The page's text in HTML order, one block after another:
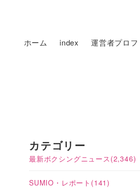
ホーム index 運営者プロ
カテゴリー
最新ボクシングニュース (2,346)
SUMIO・レポート (141)